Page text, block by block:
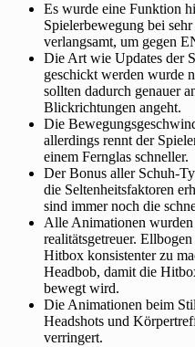
Es wurde eine Funktion
Spielerbewegung bei
verlangsamt, um gegen
Die Art wie Updates der
geschickt werden wurde
sollten dadurch genauer
Blickrichtungen angeht.
Die
allerdings rennt der
einem Fernglas schneller.
Der Bonus aller Schuh-
die Seltenheitsfaktoren
sind immer noch die
Alle Animationen wurden
realitätsgetreuer.
Hitbox konsistenter zu
Headbob, damit die
bewegt wird.
Die Animationen beim
Headshots und
verringert.